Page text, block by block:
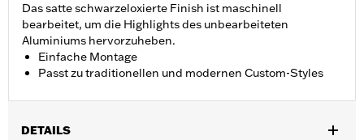
Das satte schwarzeloxierte Finish ist maschinell
bearbeitet, um die Highlights des unbearbeiteten
Aluminiums hervorzuheben.
Einfache Montage
Passt zu traditionellen und modernen Custom-Styles
DETAILS